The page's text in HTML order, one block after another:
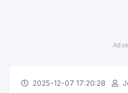
2025-12-07 17:20:28